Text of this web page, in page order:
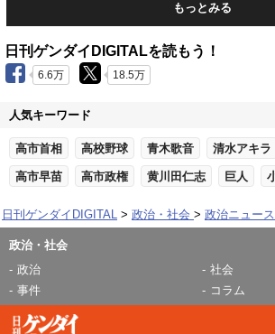
もっとみる
日刊ゲンダイDIGITALを読もう！
6.6万 18.5万
人気キーワード
高市首相 高校野球 青木歌音 清水アキラ
高市早苗 高市政権 黄川田仁志 巨人
日刊ゲンダイDIGITAL 政治・社会 政治ニュース
政治・社会
政治
社会
事件
コラム